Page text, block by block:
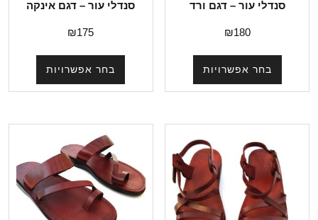
סנדלי עור – דגם ורד
₪180
בחר אפשרויות
סנדלי עור – דגם אינקה
₪175
בחר אפשרויות